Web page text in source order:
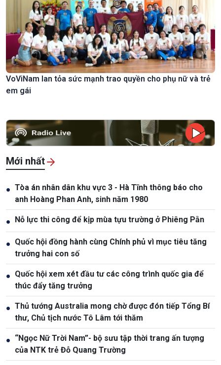
VoViNam lan tỏa sức mạnh trao quyền cho phụ nữ và trẻ
em gái
Mới nhất
● Tòa án nhân dân khu vực 3 - Hà Tĩnh thông báo cho
anh Hoàng Phan Anh, sinh năm 1980
● Nỗ lực thi công để kịp mùa tựu trường ở Phiêng Pằn
● Quốc hội đồng hành cùng Chính phủ vì mục tiêu tăng
trưởng hai con số
● Quốc hội xem xét đầu tư các công trình quốc gia để
thúc đẩy tăng trưởng
● Thủ tướng Australia mong chờ được đón tiếp Tổng Bí
thư, Chủ tịch nước Tô Lâm tới thăm
● “Ngọc Nữ Trời Nam”- bộ sưu tập thời trang ấn tượng
của NTK trẻ Đỗ Quang Trường